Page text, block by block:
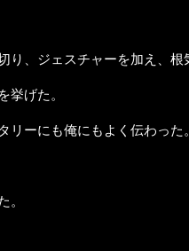
、ジェスチャーを加え、根
げた。
ーにも俺にもよく伝わった。